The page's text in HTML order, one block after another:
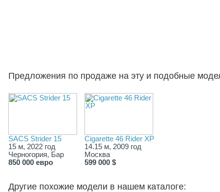
Предложения по продаже на эту и подобные
SACS Strider 15
15 м, 2022 год
Черногория, Бар
850 000 евро
Cigarette 46 Rider XP
14.15 м, 2009 год
Москва
599 000 $
Другие похожие модели в нашем каталоге: